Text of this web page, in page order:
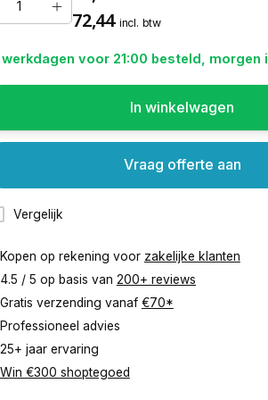
72,44 incl. btw
werkdagen voor 21:00 besteld, morgen
In winkelwagen
Vergelijk
Vraag offerte aan
Kopen op rekening voor zakelijke klanten
4.5 / 5 op basis van 200+ reviews
Gratis verzending vanaf €70*
Professioneel advies
25+ jaar ervaring
Win €300 shoptegoed